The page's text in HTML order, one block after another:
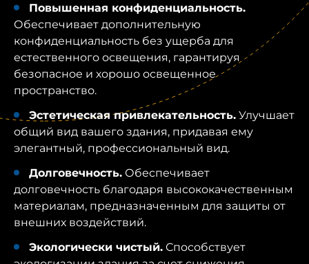
Повышенная конфиденциальность.
Обеспечивает дополнительную
конфиденциальность без ущерба для
естественного освещения, гарантируя
безопасное и хорошо освещенное
пространство.
Эстетическая привлекательность. Улучшает
общий вид вашего здания, придавая ему
элегантный, профессиональный вид.
Долговечность. Обеспечивает
долговечность благодаря высококачественным
материалам, предназначенным для защиты от
внешних воздействий.
Экологически чистый. Способствует